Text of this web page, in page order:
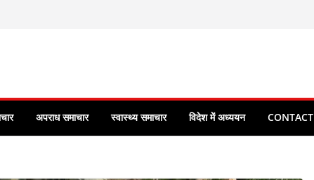
अपराध समाचार स्वास्थ्य समाचार विदेश में अध्ययन CONTACT